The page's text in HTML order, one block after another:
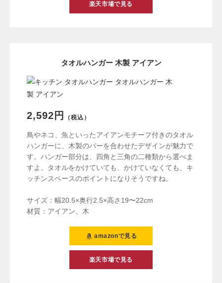
楽天市場で見る
タオルハンガー 木製 アイアン
2,592円 （税込）
鳥やネコ、魚といったアイアンモチーフ付きのタオル
ハンガーに、木製のバーを合わせたデザインが魅力で
す。ハンガー部分は、四角と三角の二種類から選べま
すよ。タオルをかけていても、かけていなくても、キ
ッチンスペースのポイントになりそうですね。
サイズ：幅20.5×奥行2.5×高さ19〜22cm
材質：アイアン、木
amazonで見る
楽天市場で見る